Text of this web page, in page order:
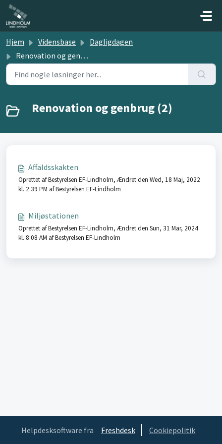
Gå til hovedindhold
Hjem Vidensbase
Dagligdagen
Renovation og genbrug
Renovation og genbrug (2)
Affaldsskakten
Oprettet af Bestyrelsen EF-Lindholm, Ændret den Wed, 18 Maj, 2022
kl. 2:39 PM af Bestyrelsen EF-Lindholm
Miljøstationen
Oprettet af Bestyrelsen EF-Lindholm, Ændret den Sun, 31 Mar, 2024
kl. 8:08 AM af Bestyrelsen EF-Lindholm
Helpdesksoftware fra Freshdesk Cookiepolitik